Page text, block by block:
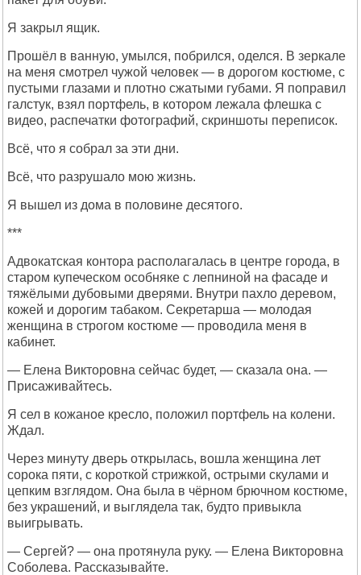
Я закрыл ящик.
Прошёл в ванную, умылся, побрился, оделся. В зеркале
на меня смотрел чужой человек — в дорогом костюме, с
пустыми глазами и плотно сжатыми губами. Я поправил
галстук, взял портфель, в котором лежала флешка с
видео, распечатки фотографий, скриншоты переписок.
Всё, что я собрал за эти дни.
Всё, что разрушало мою жизнь.
Я вышел из дома в половине десятого.
***
Адвокатская контора располагалась в центре города, в
старом купеческом особняке с лепниной на фасаде и
тяжёлыми дубовыми дверями. Внутри пахло деревом,
кожей и дорогим табаком. Секретарша — молодая
женщина в строгом костюме — проводила меня в
кабинет.
— Елена Викторовна сейчас будет, — сказала она. —
Присаживайтесь.
Я сел в кожаное кресло, положил портфель на колени.
Ждал.
Через минуту дверь открылась, вошла женщина лет
сорока пяти, с короткой стрижкой, острыми скулами и
цепким взглядом. Она была в чёрном брючном костюме,
без украшений, и выглядела так, будто привыкла
выигрывать.
— Сергей? — она протянула руку. — Елена Викторовна
Соболева. Рассказывайте.